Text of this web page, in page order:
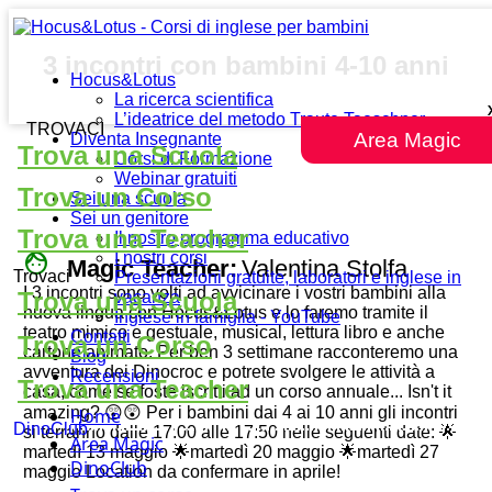
Hocus&Lotus
La ricerca scientifica
L’ideatrice del metodo Traute Taeschner
Diventa Insegnante
Corsi di Formazione
Webinar gratuiti
Sei una scuola
Sei un genitore
Il nostro programma educativo
I nostri corsi
Presentazioni gratuite, laboratori e inglese in
vacanza
Inglese in famiglia - YouTube
Contatti
Blog
Recensioni
Home
Area Magic
DinoClub
Area Magic
TROVACI
Trova una Scuola
Trova un Corso
Trova una Teacher
Trovaci
Trova una Scuola
Trova un Corso
Trova una Teacher
DinoClub
3 incontri con bambini 4-10 anni
face Magic Teacher:Valentina Stolfa
I 3 incontri sono volti ad avvicinare i vostri bambini alla
nuova lingua con Hocus&Lotus e lo faremo tramite il
teatro mimico e gestuale, musical, lettura libro e anche
cartone animato. Per ben 3 settimane racconteremo una
avventura dei Dinocroc e potrete svolgere le attività a
casa, come se foste iscritti ad un corso annuale... Isn't it
amazing? 😲😲 Per i bambini dai 4 ai 10 anni gli incontri
si terranno dalle 17:00 alle 17:50 nelle seguenti date: 🌟
martedì 13 maggio 🌟martedì 20 maggio 🌟martedì 27
maggio Location da confermare in aprile!